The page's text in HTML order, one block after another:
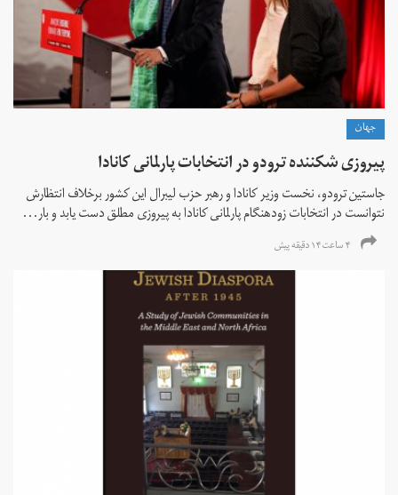
جهان
پیروزی شکننده ترودو در انتخابات پارلمانی کانادا
جاستین ترودو، نخست وزیر کانادا و رهبر حزب لیبرال این کشور برخلاف انتظارش
نتوانست در انتخابات زود‌هنگام پارلمانی کانادا به پیروزی مطلق دست یابد و بار...
۴ ساعت ۱۴ دقیقه پیش